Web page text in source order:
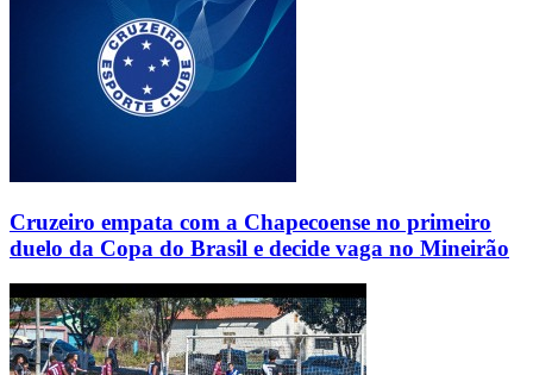
Cruzeiro empata com a Chapecoense no primeiro
duelo da Copa do Brasil e decide vaga no Mineirão